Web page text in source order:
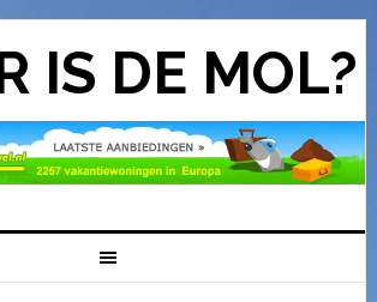
IS DE MOL?